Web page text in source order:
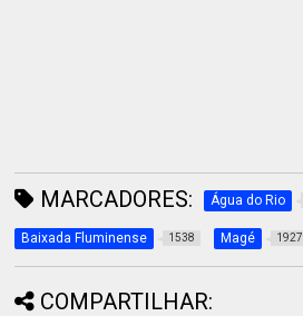
MARCADORES: Água do Rio
Baixada Fluminense 1538 Magé 1927
COMPARTILHAR: